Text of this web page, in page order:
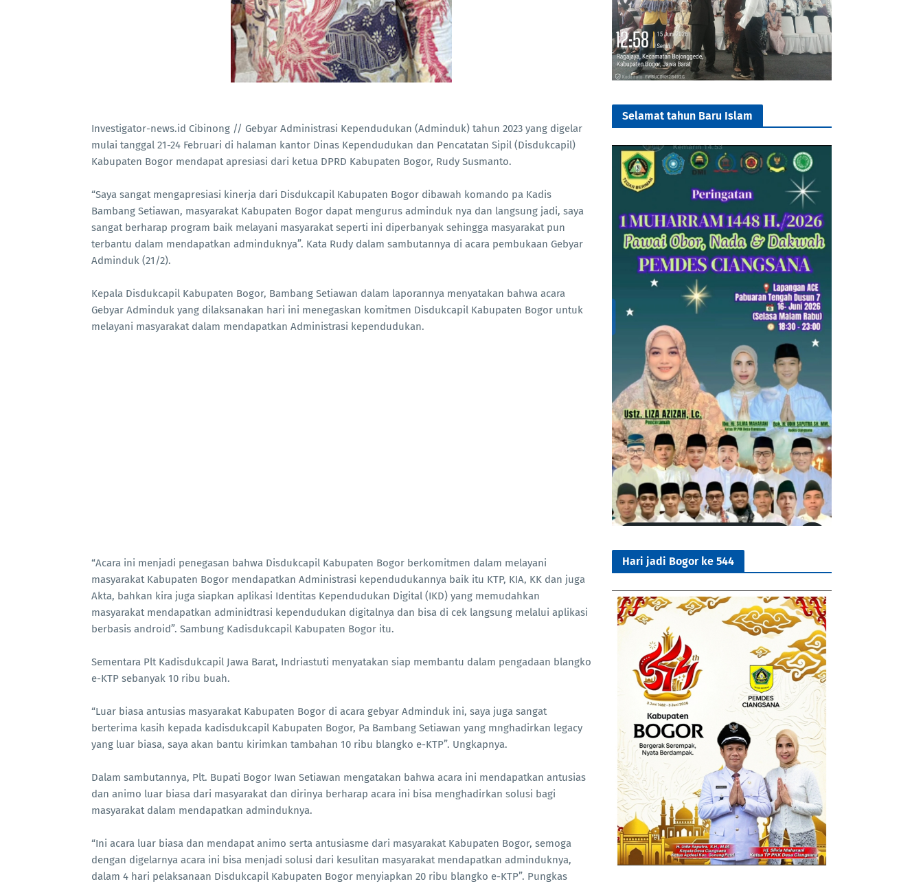
Investigator-news.id Cibinong // Gebyar Administrasi Kependudukan (Adminduk) tahun 2023 yang digelar
mulai tanggal 21-24 Februari di halaman kantor Dinas Kependudukan dan Pencatatan Sipil (Disdukcapil)
Kabupaten Bogor mendapat apresiasi dari ketua DPRD Kabupaten Bogor, Rudy Susmanto.
“Saya sangat mengapresiasi kinerja dari Disdukcapil Kabupaten Bogor dibawah komando pa Kadis
Bambang Setiawan, masyarakat Kabupaten Bogor dapat mengurus adminduk nya dan langsung jadi, saya
sangat berharap program baik melayani masyarakat seperti ini diperbanyak sehingga masyarakat pun
terbantu dalam mendapatkan adminduknya”. Kata Rudy dalam sambutannya di acara pembukaan Gebyar
Adminduk (21/2).
Kepala Disdukcapil Kabupaten Bogor, Bambang Setiawan dalam laporannya menyatakan bahwa acara
Gebyar Adminduk yang dilaksanakan hari ini menegaskan komitmen Disdukcapil Kabupaten Bogor untuk
melayani masyarakat dalam mendapatkan Administrasi kependudukan.
“Acara ini menjadi penegasan bahwa Disdukcapil Kabupaten Bogor berkomitmen dalam melayani
masyarakat Kabupaten Bogor mendapatkan Administrasi kependudukannya baik itu KTP, KIA, KK dan juga
Akta, bahkan kira juga siapkan aplikasi Identitas Kependudukan Digital (IKD) yang memudahkan
masyarakat mendapatkan adminidtrasi kependudukan digitalnya dan bisa di cek langsung melalui aplikasi
berbasis android”. Sambung Kadisdukcapil Kabupaten Bogor itu.
Sementara Plt Kadisdukcapil Jawa Barat, Indriastuti menyatakan siap membantu dalam pengadaan blangko
e-KTP sebanyak 10 ribu buah.
“Luar biasa antusias masyarakat Kabupaten Bogor di acara gebyar Adminduk ini, saya juga sangat
berterima kasih kepada kadisdukcapil Kabupaten Bogor, Pa Bambang Setiawan yang mnghadirkan legacy
yang luar biasa, saya akan bantu kirimkan tambahan 10 ribu blangko e-KTP”. Ungkapnya.
Dalam sambutannya, Plt. Bupati Bogor Iwan Setiawan mengatakan bahwa acara ini mendapatkan antusias
dan animo luar biasa dari masyarakat dan dirinya berharap acara ini bisa menghadirkan solusi bagi
masyarakat dalam mendapatkan adminduknya.
“Ini acara luar biasa dan mendapat animo serta antusiasme dari masyarakat Kabupaten Bogor, semoga
dengan digelarnya acara ini bisa menjadi solusi dari kesulitan masyarakat mendapatkan adminduknya,
dalam 4 hari pelaksanaan Disdukcapil Kabupaten Bogor menyiapkan 20 ribu blangko e-KTP”. Pungkas
Selamat tahun Baru Islam
Hari jadi Bogor ke 544